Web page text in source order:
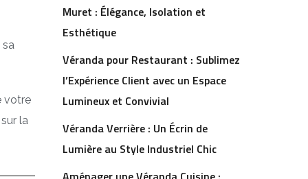
sa
votre
la
Muret : Élégance, Isolation et
Esthétique
Véranda pour Restaurant : Sublimez
l’Expérience Client avec un Espace
Lumineux et Convivial
Véranda Verrière : Un Écrin de
Lumière au Style Industriel Chic